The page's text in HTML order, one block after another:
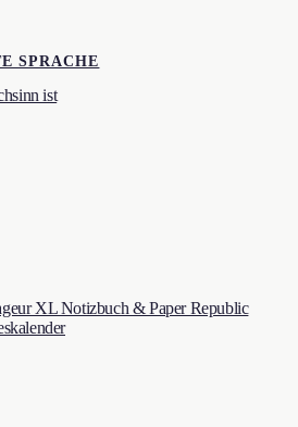
SPRACHE
ist
XL Notizbuch & Paper Republic